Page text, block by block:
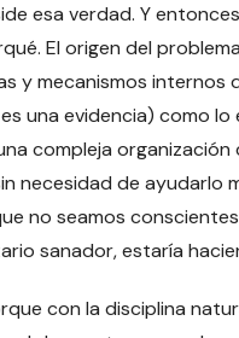
esa verdad. Y
El origen del
y mecanismos
una evidencia) como
compleja
necesidad de
no seamos
sanador, estaría
con la disciplina